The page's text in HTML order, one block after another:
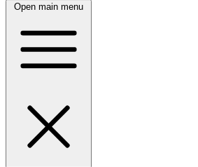
Open main menu